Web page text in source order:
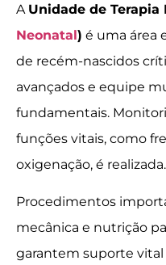
A Unidade de
Neonatal) é uma área
de recém-nascidos
avançados e equipe
fundamentais.
funções vitais, como
oxigenação, é realizada.
Procedimentos
mecânica e nutrição
garantem suporte vital